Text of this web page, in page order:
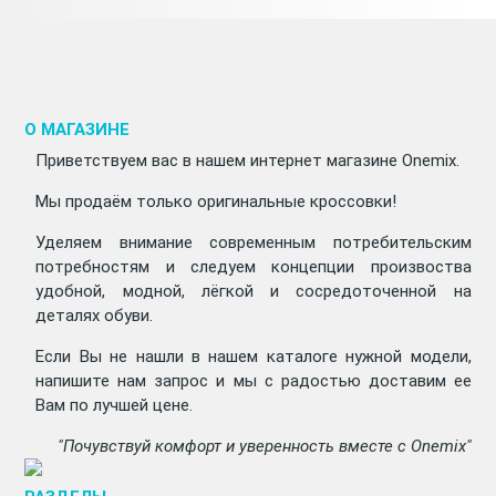
О МАГАЗИНЕ
Приветствуем вас в нашем интернет магазине Onemix.
Мы продаём только оригинальные кроссовки!
Уделяем внимание современным потребительским
потребностям и следуем концепции произвоства
удобной, модной, лёгкой и сосредоточенной на
деталях обуви.
Если Вы не нашли в нашем каталоге нужной модели,
напишите нам запрос и мы с радостью доставим ее
Вам по лучшей цене.
"Почувствуй комфорт и уверенность вместе с Onemix"